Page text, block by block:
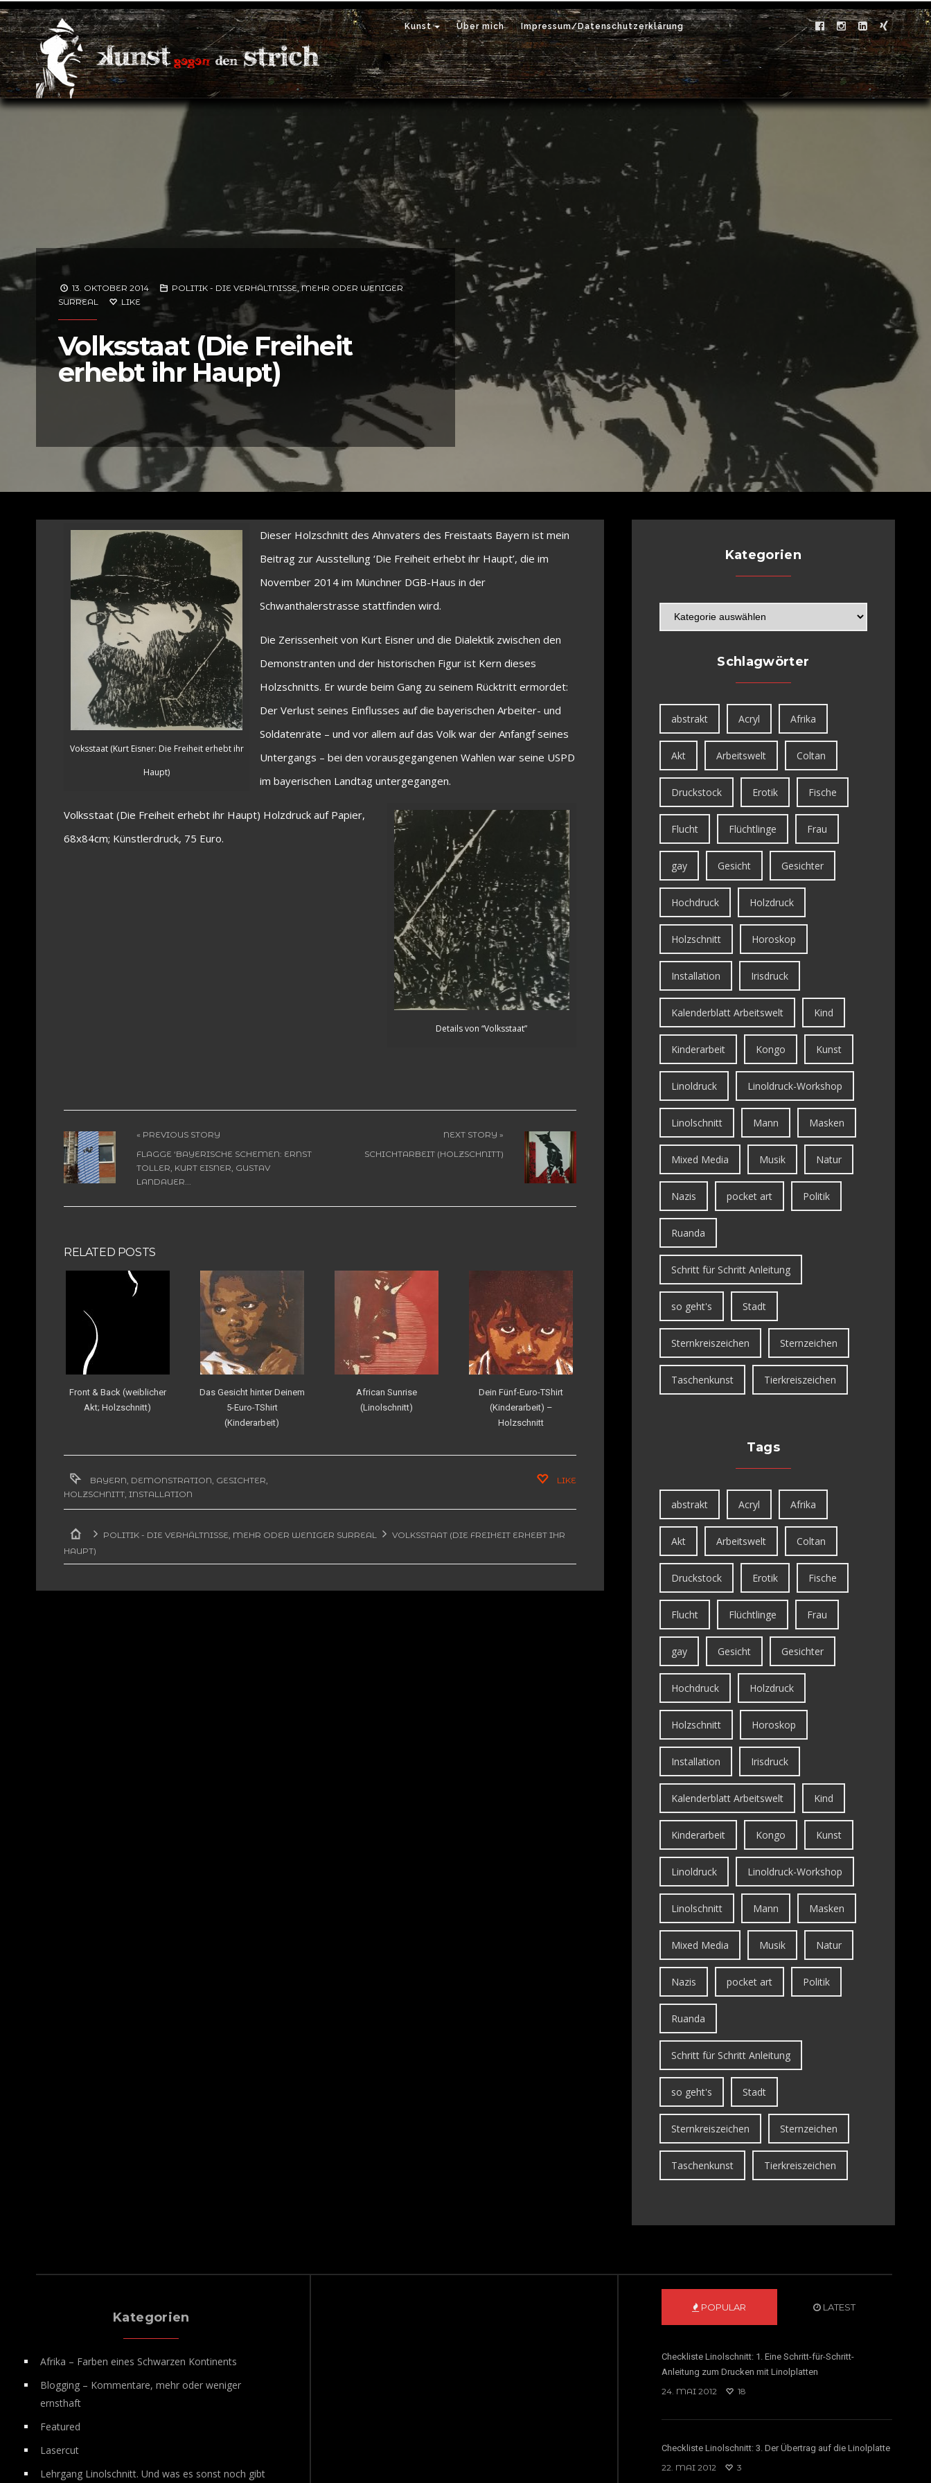
Kunst Über mich Impressum/Datenschutzerklärung
13. OKTOBER 2014
POLITIK - DIE VERHÄLTNISSE, MEHR ODER WENIGER
SURREAL
LIKE
Volksstaat (Die Freiheit
erhebt ihr Haupt)
Voksstaat (Kurt Eisner: Die Freiheit erhebt ihr
Haupt)
Dieser Holzschnitt des Ahnvaters des Freistaats Bayern ist mein
Beitrag zur Ausstellung ‘Die Freiheit erhebt ihr Haupt’, die im
November 2014 im Münchner DGB-Haus in der
Schwanthalerstrasse stattfinden wird.
Die Zerissenheit von Kurt Eisner und die Dialektik zwischen den
Demonstranten und der historischen Figur ist Kern dieses
Holzschnitts. Er wurde beim Gang zu seinem Rücktritt ermordet:
Der Verlust seines Einflusses auf die bayerischen Arbeiter- und
Soldatenräte – und vor allem auf das Volk war der Anfangf seines
Untergangs – bei den vorausgegangenen Wahlen war seine USPD
im bayerischen Landtag untergegangen.
Details von “Volksstaat”
Volksstaat (Die Freiheit erhebt ihr Haupt) Holzdruck auf Papier,
68x84cm; Künstlerdruck, 75 Euro.
« PREVIOUS STORY
FLAGGE ‘BAYERISCHE SCHEMEN: ERNST
TOLLER, KURT EISNER, GUSTAV
LANDAUER...
NEXT STORY »
SCHICHTARBEIT (HOLZSCHNITT)
RELATED POSTS
Front & Back (weiblicher
Akt; Holzschnitt)
Das Gesicht hinter Deinem
5-Euro-TShirt
(Kinderarbeit)
African Sunrise
(Linolschnitt)
Dein Fünf-Euro-TShirt
(Kinderarbeit) –
Holzschnitt
BAYERN DEMONSTRATION GESICHTER
HOLZSCHNITT INSTALLATION
LIKE
POLITIK - DIE VERHÄLTNISSE, MEHR ODER WENIGER SURREAL
VOLKSSTAAT (DIE FREIHEIT ERHEBT IHR
HAUPT)
Kategorien
Schlagwörter
abstrakt Acryl Afrika
Akt Arbeitswelt Coltan
Druckstock Erotik Fische
Flucht Flüchtlinge Frau
gay Gesicht Gesichter
Hochdruck Holzdruck
Holzschnitt Horoskop
Installation Irisdruck
Kalenderblatt Arbeitswelt Kind
Kinderarbeit Kongo Kunst
Linoldruck Linoldruck-Workshop
Linolschnitt Mann Masken
Mixed Media Musik Natur
Nazis pocket art Politik
Ruanda
Schritt für Schritt Anleitung
so geht's Stadt
Sternkreiszeichen Sternzeichen
Taschenkunst Tierkreiszeichen
Tags
abstrakt Acryl Afrika
Akt Arbeitswelt Coltan
Druckstock Erotik Fische
Flucht Flüchtlinge Frau
gay Gesicht Gesichter
Hochdruck Holzdruck
Holzschnitt Horoskop
Installation Irisdruck
Kalenderblatt Arbeitswelt Kind
Kinderarbeit Kongo Kunst
Linoldruck Linoldruck-Workshop
Linolschnitt Mann Masken
Mixed Media Musik Natur
Nazis pocket art Politik
Ruanda
Schritt für Schritt Anleitung
so geht's Stadt
Sternkreiszeichen Sternzeichen
Taschenkunst Tierkreiszeichen
Kategorien
Afrika – Farben eines Schwarzen Kontinents
Blogging – Kommentare, mehr oder weniger
ernsthaft
Featured
Lasercut
Lehrgang Linolschnitt. Und was es sonst noch gibt
POPULAR LATEST
Checkliste Linolschnitt: 1. Eine Schritt-für-Schritt-
Anleitung zum Drucken mit Linolplatten
24. MAI 2012
18
Checkliste Linolschnitt: 3. Der Übertrag auf die Linolplatte
22. MAI 2012
3